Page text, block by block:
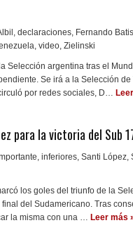
, declaraciones, Fernando
, video, Zielinski
Selección argentina tras el
Se irá a la Selección
por redes sociales, D…
para la victoria del Sub
, inferiores, Santi López,
los goles del triunfo de la
del Sudamericano. Tras
la misma con una … Leer más